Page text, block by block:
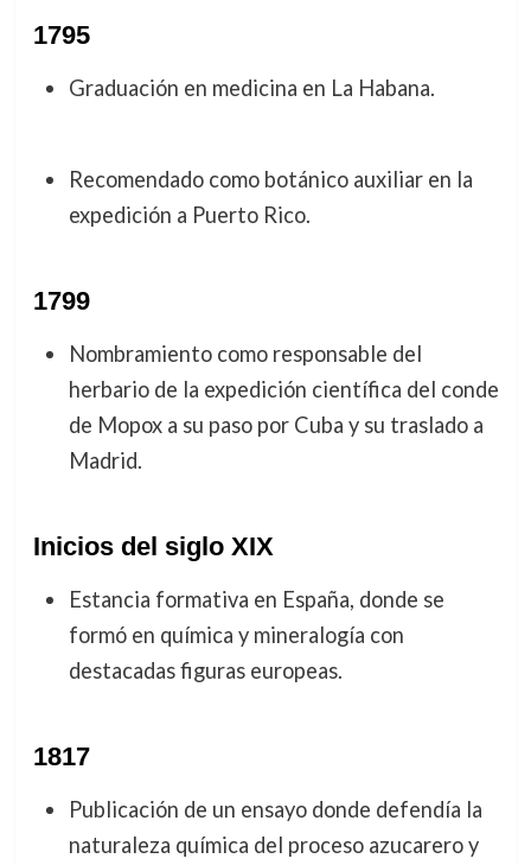
1795
Graduación en medicina en La Habana.
Recomendado como botánico auxiliar en la
expedición a Puerto Rico.
1799
Nombramiento como responsable del
herbario de la expedición científica del conde
de Mopox a su paso por Cuba y su traslado a
Madrid.
Inicios del siglo XIX
Estancia formativa en España, donde se
formó en química y mineralogía con
destacadas figuras europeas.
1817
Publicación de un ensayo donde defendía la
naturaleza química del proceso azucarero y